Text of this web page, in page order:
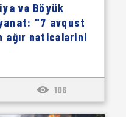
və Böyük
"7 avqust
ağır nəticələrini
106